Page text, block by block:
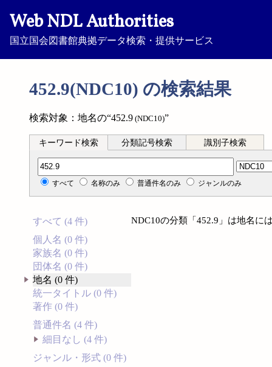
Web NDL Authorities
国立国会図書館典拠データ検索・提供サービス
452.9(NDC10) の検索結果
検索対象：地名の“452.9 (NDC10)”
キーワード検索 分類記号検索 識別子検索
分類記号検索
すべて 名称のみ 普通件名のみ ジャンルのみ
すべて (4 件)
個人名 (0 件)
家族名 (0 件)
団体名 (0 件)
地名 (0 件)
統一タイトル (0 件)
著作 (0 件)
普通件名 (4 件)
細目なし (4 件)
ジャンル・形式 (0 件)
NDC10の分類「452.9」は地名に